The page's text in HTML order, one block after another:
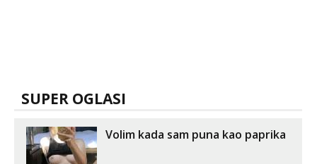
SUPER OGLASI
Volim kada sam puna kao paprika